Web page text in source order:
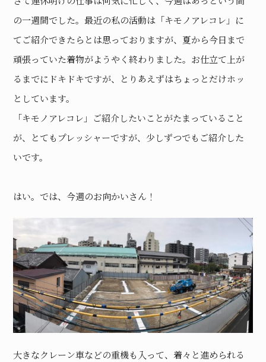
の一週間でした。最近の私の活動は「キモノアレコレ」に
てご紹介できたらとは思っておりますが、夏から今日まで
頑張っていた着物がようやく終わりました。お仕立て上が
るまでにドキドキですが、とりあえずはちょっとだけホッ
としています。
「キモノアレコレ」ご紹介したいことがたまっていること
が、とてもプレッシャーですが、少しずつでもご紹介した
いです。
はい。では、今週のお向かいさん！
大きなクレーン車などの重機も入って、着々と進められる